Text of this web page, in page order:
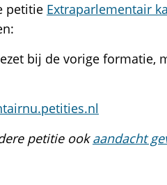
petitie Extraparlementair
bij de vorige formatie,
petitie ookaandacht